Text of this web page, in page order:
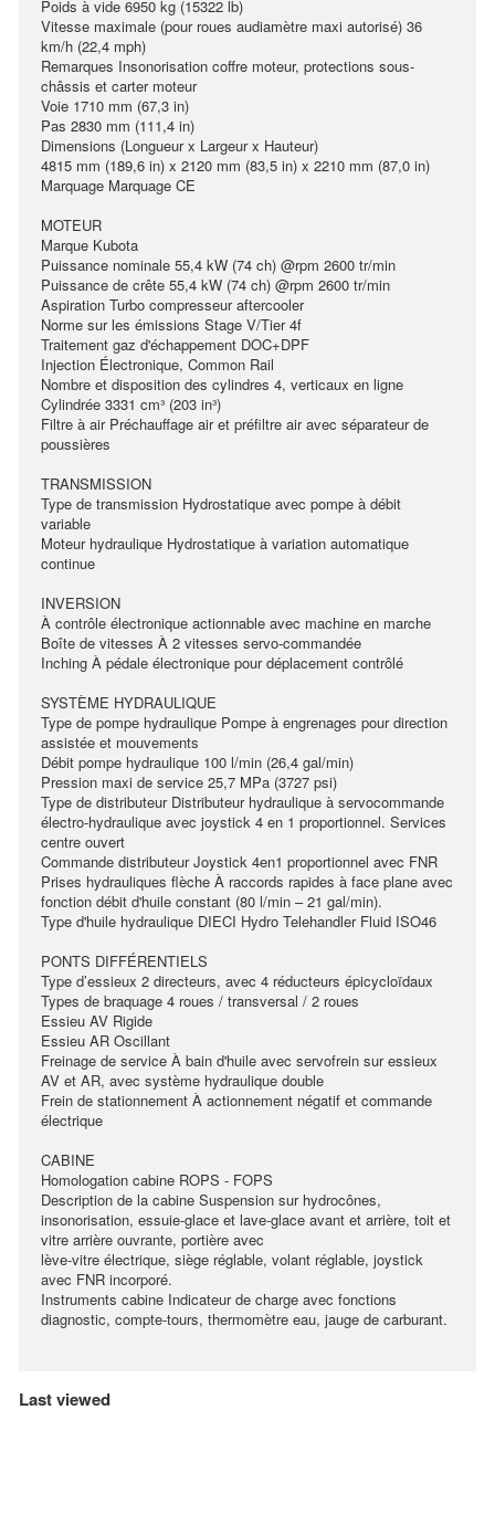
Poids à vide 6950 kg (15322 lb)
Vitesse maximale (pour roues audiamètre maxi autorisé) 36
km/h (22,4 mph)
Remarques Insonorisation coffre moteur, protections sous-
châssis et carter moteur
Voie 1710 mm (67,3 in)
Pas 2830 mm (111,4 in)
Dimensions (Longueur x Largeur x Hauteur)
4815 mm (189,6 in) x 2120 mm (83,5 in) x 2210 mm (87,0 in)
Marquage Marquage CE
MOTEUR
Marque Kubota
Puissance nominale 55,4 kW (74 ch) @rpm 2600 tr/min
Puissance de crête 55,4 kW (74 ch) @rpm 2600 tr/min
Aspiration Turbo compresseur aftercooler
Norme sur les émissions Stage V/Tier 4f
Traitement gaz d'échappement DOC+DPF
Injection Électronique, Common Rail
Nombre et disposition des cylindres 4, verticaux en ligne
Cylindrée 3331 cm³ (203 in³)
Filtre à air Préchauffage air et préfiltre air avec séparateur de
poussières
TRANSMISSION
Type de transmission Hydrostatique avec pompe à débit
variable
Moteur hydraulique Hydrostatique à variation automatique
continue
INVERSION
À contrôle électronique actionnable avec machine en marche
Boîte de vitesses À 2 vitesses servo-commandée
Inching À pédale électronique pour déplacement contrôlé
SYSTÈME HYDRAULIQUE
Type de pompe hydraulique Pompe à engrenages pour direction
assistée et mouvements
Débit pompe hydraulique 100 l/min (26,4 gal/min)
Pression maxi de service 25,7 MPa (3727 psi)
Type de distributeur Distributeur hydraulique à servocommande
électro-hydraulique avec joystick 4 en 1 proportionnel. Services
centre ouvert
Commande distributeur Joystick 4en1 proportionnel avec FNR
Prises hydrauliques flèche À raccords rapides à face plane avec
fonction débit d'huile constant (80 l/min – 21 gal/min).
Type d'huile hydraulique DIECI Hydro Telehandler Fluid ISO46
PONTS DIFFÉRENTIELS
Type d’essieux 2 directeurs, avec 4 réducteurs épicycloïdaux
Types de braquage 4 roues / transversal / 2 roues
Essieu AV Rigide
Essieu AR Oscillant
Freinage de service À bain d'huile avec servofrein sur essieux
AV et AR, avec système hydraulique double
Frein de stationnement À actionnement négatif et commande
électrique
CABINE
Homologation cabine ROPS - FOPS
Description de la cabine Suspension sur hydrocônes,
insonorisation, essuie-glace et lave-glace avant et arrière, toit et
vitre arrière ouvrante, portière avec
lève-vitre électrique, siège réglable, volant réglable, joystick
avec FNR incorporé.
Instruments cabine Indicateur de charge avec fonctions
diagnostic, compte-tours, thermomètre eau, jauge de carburant.
Last viewed